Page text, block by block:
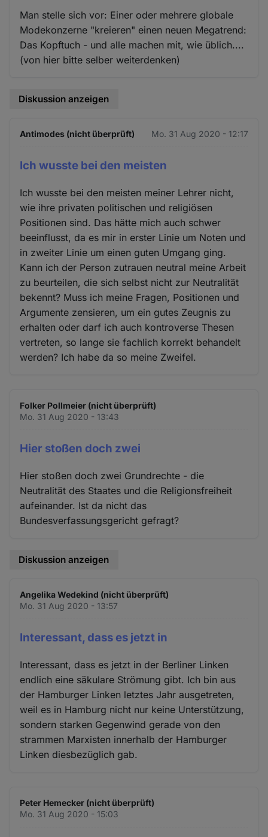
Man stelle sich vor: Einer oder mehrere globale
Modekonzerne "kreieren" einen neuen Megatrend:
Das Kopftuch - und alle machen mit, wie üblich....
(von hier bitte selber weiterdenken)
Diskussion anzeigen
Antimodes (nicht überprüft) Mo. 31 Aug 2020 - 12:17
Ich wusste bei den meisten
Ich wusste bei den meisten meiner Lehrer nicht,
wie ihre privaten politischen und religiösen
Positionen sind. Das hätte mich auch schwer
beeinflusst, da es mir in erster Linie um Noten und
in zweiter Linie um einen guten Umgang ging.
Kann ich der Person zutrauen neutral meine Arbeit
zu beurteilen, die sich selbst nicht zur Neutralität
bekennt? Muss ich meine Fragen, Positionen und
Argumente zensieren, um ein gutes Zeugnis zu
erhalten oder darf ich auch kontroverse Thesen
vertreten, so lange sie fachlich korrekt behandelt
werden? Ich habe da so meine Zweifel.
Folker Pollmeier (nicht überprüft)
Mo. 31 Aug 2020 - 13:43
Hier stoßen doch zwei
Hier stoßen doch zwei Grundrechte - die
Neutralität des Staates und die Religionsfreiheit
aufeinander. Ist da nicht das
Bundesverfassungsgericht gefragt?
Diskussion anzeigen
Angelika Wedekind (nicht überprüft)
Mo. 31 Aug 2020 - 13:57
Interessant, dass es jetzt in
Interessant, dass es jetzt in der Berliner Linken
endlich eine säkulare Strömung gibt. Ich bin aus
der Hamburger Linken letztes Jahr ausgetreten,
weil es in Hamburg nicht nur keine Unterstützung,
sondern starken Gegenwind gerade von den
strammen Marxisten innerhalb der Hamburger
Linken diesbezüglich gab.
Peter Hemecker (nicht überprüft)
Mo. 31 Aug 2020 - 15:03